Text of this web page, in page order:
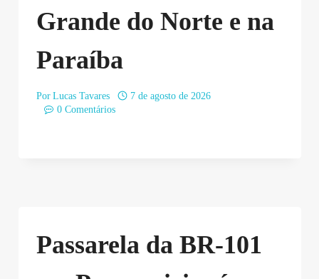
Grande do Norte e na
Paraíba
Por Lucas Tavares
7 de agosto de 2026
0 Comentários
Passarela da BR-101